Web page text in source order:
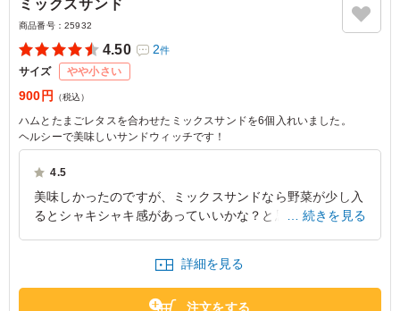
ミックスサンド
商品番号： 25932
4.50 2件
サイズ やや小さい
900円 （税込）
ハムとたまごレタスを合わせたミックスサンドを6個入れいました。
ヘルシーで美味しいサンドウィッチです！
4.5
美味しかったのですが、ミックスサンドなら野菜が少し入
るとシャキシャキ感があっていいかな？と思います。
続きを見る
詳細を見る
注文をする